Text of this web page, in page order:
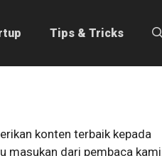
Tips & Tricks
konten terbaik kepada
masukan dari pembaca